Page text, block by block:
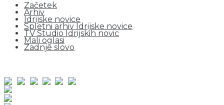
Začetek
Arhiv
Idrijske novice
Spletni arhiv Idrijske novice
TV Studio Idrijskih novic
Mali oglasi
Zadnje slovo